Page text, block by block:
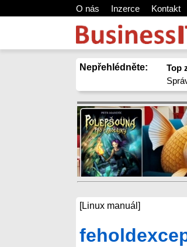
O nás Inzerce Kontakt
Nepřehlédněte: Top
[Linux manuál]